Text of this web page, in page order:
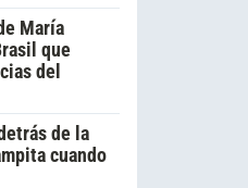
María
que
del
de la
cuando